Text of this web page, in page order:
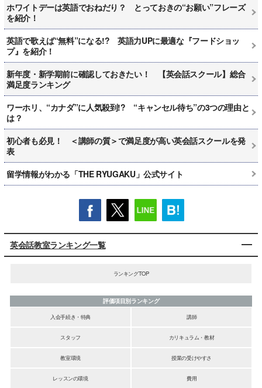
ホワイトデーは英語でおねだり？ とっておきの“お願い”フレーズ
を紹介！
英語で歌えば“無料”になる!? 英語力UPに最適な『フードショッ
プ』を紹介！
新年度・新学期前に確認しておきたい！ 【英会話スクール】総合
満足度ランキング
ワーホリ、“カナダ”に人気殺到!? “キャンセル待ち”の3つの理由と
は？
初心者も必見！ ＜講師の質＞で満足度が高い英会話スクールを発
表
留学情報がわかる「THE RYUGAKU」公式サイト
英会話教室ランキング一覧
ランキングTOP
評価項目別ランキング
入会手続き・特典
講師
スタッフ カリキュラム・教材
教室環境 授業の受けやすさ
レッスンの環境 費用